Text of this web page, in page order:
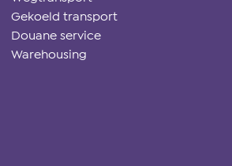
Gekoeld transport
Douane service
Warehousing